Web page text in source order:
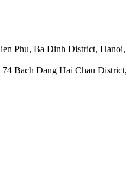
Phu, Ba Dinh District,
Bach Dang Hai Chau